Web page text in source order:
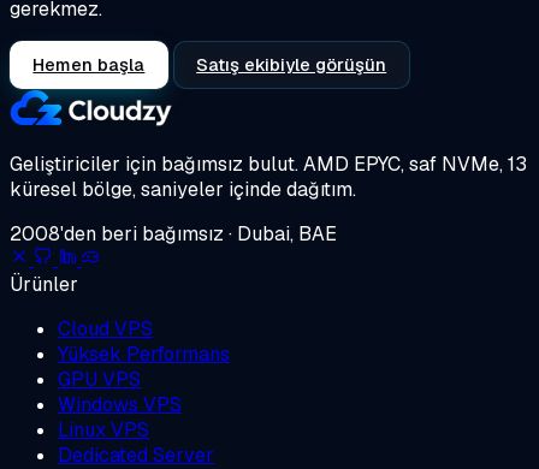
gerekmez.
Hemen başla Satış ekibiyle görüşün
Geliştiriciler için bağımsız bulut.AMD EPYC, saf NVMe, 13
küresel bölge, saniyeler içinde dağıtım.
2008'den beri bağımsız · Dubai, BAE
Ürünler
Cloud VPS
Yüksek Performans
GPU VPS
Windows VPS
Linux VPS
Dedicated Server